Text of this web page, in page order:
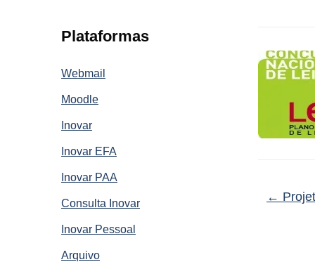
Plataformas
Webmail
Moodle
Inovar
Inovar EFA
Inovar PAA
Consulta Inovar
Inovar Pessoal
Arquivo
←